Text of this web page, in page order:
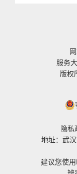
服务
版权
隐私
地址：武
建议您使